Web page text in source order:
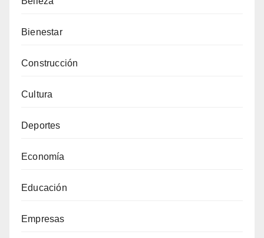
Bienestar
Construcción
Cultura
Deportes
Economía
Educación
Empresas